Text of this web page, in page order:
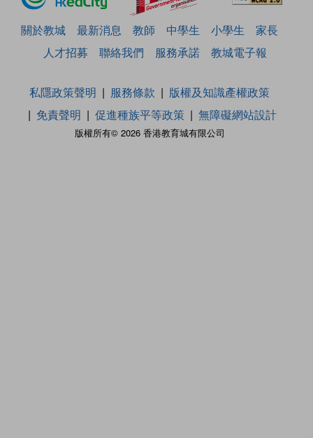
關於教城 最新消息 教師 中學生 小學生
家長
人才招募
聯絡我們 服務承諾 教城電子報
版權所有© 2026 香港教育城有限公司
私隱政策聲明 服務條款
版權及知識產權政策
免責聲明
促進種族平等政策 無障礙網站設計